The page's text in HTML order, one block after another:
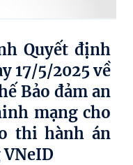
Quyết định
17/5/2025 về
Bảo đảm an
mạng cho
thi hành án